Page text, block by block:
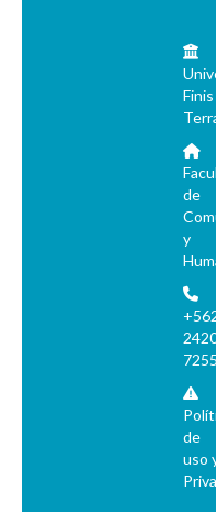
Finis
de
y
7255
de
uso